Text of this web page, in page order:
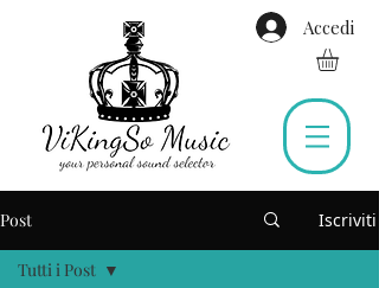
Accedi
Post Iscriviti
Tutti i Post